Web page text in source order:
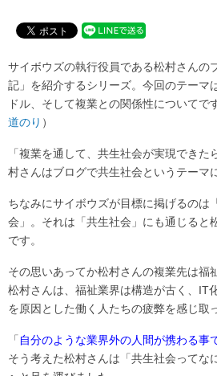
サイボウズの執行役員である松村さんの
記」を紹介するシリーズ。今回のテーマ
ドル、そして複業との関係性についてで
道のり ）
「複業を通して、共生社会が実現でき
村さんはブログで共生社会というテーマ
ちなみにサイボウズが目標に掲げるのは
会」。それは「共生社会」にも通じると
です。
その思いあってか松村さんの複業先は福
松村さんは、福祉業界は構造が古く、IT
を原因とした働く人たちの疲弊を感じ取
「 自分のような業界外の人間が携わる事
そう考えた松村さんは「共生社会ってな